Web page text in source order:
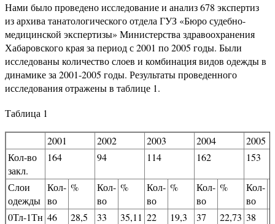
Нами было проведено исследование и анализ 678 экспертиз
из архива танатологического отдела ГУЗ «Бюро судебно-
медицинской экспертизы» Министерства здравоохранения
Хабаровского края за период с 2001 по 2005 годы. Были
исследованы количество слоев и комбинация видов одежды в
динамике за 2001-2005 годы. Результаты проведенного
исследования отражены в таблице 1.
Таблица 1
2001 2002 2003 2004
2005
Кол-во
закл.
164 94 114 162 153
Слои
одежды
Кол-
во
%
Кол-
во
%
Кол-
во
%
Кол-
во
%
Кол-
во
0Тл-1Тн 46 28,5 33 35,11 22 19,3 37 22,73 38